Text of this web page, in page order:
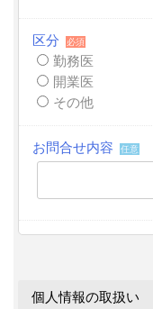
区分 必須
勤務医
開業医
その他
お問合せ内容 任意
個人情報の取扱い